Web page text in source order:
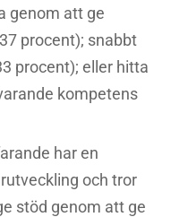
genom att ge
procent); snabbt
procent); eller hitta
kompetens
har en
och tror
stöd genom att ge